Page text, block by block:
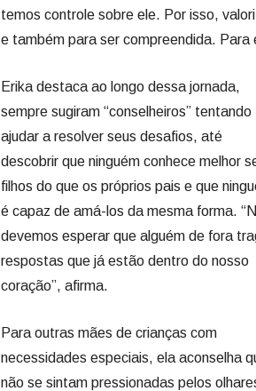
temos controle sobre ele. Por isso,
e também para ser compreendida. Para
Erika destaca ao longo dessa jornada,
sempre sugiram “conselheiros” tentando
ajudar a resolver seus desafios, até
descobrir que ninguém conhece melhor
filhos do que os próprios pais e que
é capaz de amá-los da mesma forma.
devemos esperar que alguém de fora
respostas que já estão dentro do nosso
coração”, afirma.
Para outras mães de crianças com
necessidades especiais, ela aconselha
não se sintam pressionadas pelos